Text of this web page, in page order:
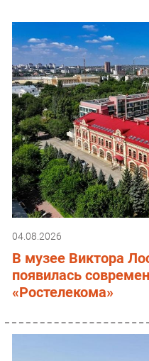
04.08.2026
В музее Виктора
появилась
«Ростелекома»